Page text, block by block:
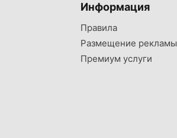
Информация
Правила
Размещение рекламы
Премиум услуги